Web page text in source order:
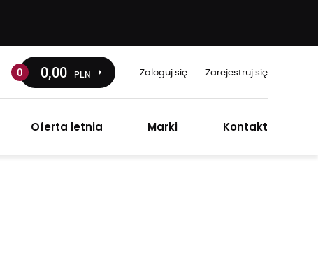
0 0,00 PLN Zaloguj się Zarejestruj się
Oferta letnia Marki Kontakt